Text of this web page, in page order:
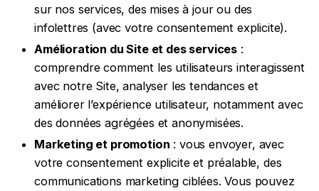
sur nos services, des mises à jour ou des
infolettres (avec votre consentement explicite).
Amélioration du Site et des services :
comprendre comment les utilisateurs interagissent
avec notre Site, analyser les tendances et
améliorer l’expérience utilisateur, notamment avec
des données agrégées et anonymisées.
Marketing et promotion : vous envoyer, avec
votre consentement explicite et préalable, des
communications marketing ciblées. Vous pouvez